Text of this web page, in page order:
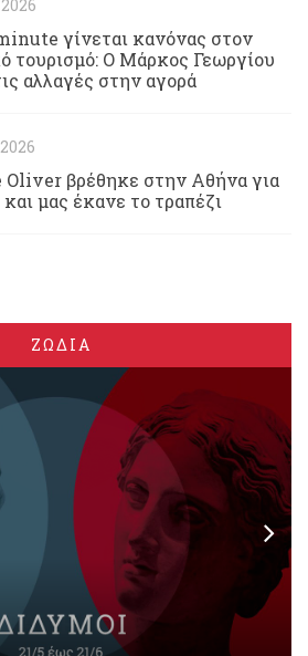
γίνεται κανόνας στον
τουρισμό: Ο Μάρκος Γεωργίου
αλλαγές στην αγορά
βρέθηκε στην Αθήνα για
μας έκανε το τραπέζι
ΖΩΔΙΑ